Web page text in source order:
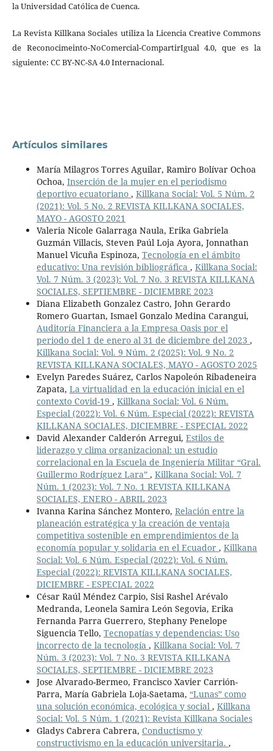
la Universidad Católica de Cuenca.
La Revista Killkana Sociales utiliza la Licencia Creative Commons
de Reconocimeinto-NoComercial-CompartirIgual 4.0, que es la
siguiente: CC BY-NC-SA 4.0 Internacional.
Artículos similares
María Milagros Torres Aguilar, Ramiro Bolívar Ochoa
Ochoa, Inserción de la mujer en el periodismo
deportivo ecuatoriano , Killkana Social: Vol. 5 Núm. 2
(2021): Vol. 5 No. 2 REVISTA KILLKANA SOCIALES,
MAYO - AGOSTO 2021
Valeria Nicole Galarraga Naula, Erika Gabriela
Guzmán Villacis, Steven Paúl Loja Ayora, Jonnathan
Manuel Vicuña Espinoza, Tecnología en el ámbito
educativo: Una revisión bibliográfica , Killkana Social:
Vol. 7 Núm. 3 (2023): Vol. 7 No. 3 REVISTA KILLKANA
SOCIALES, SEPTIEMBRE - DICIEMBRE 2023
Diana Elizabeth Gonzalez Castro, John Gerardo
Romero Guartan, Ismael Gonzalo Medina Carangui,
Auditoría Financiera a la Empresa Oasis por el
periodo del 1 de enero al 31 de diciembre del 2023 ,
Killkana Social: Vol. 9 Núm. 2 (2025): Vol. 9 No. 2
REVISTA KILLKANA SOCIALES, MAYO - AGOSTO 2025
Evelyn Paredes Suárez, Carlos Napoleón Ribadeneira
Zapata, La virtualidad en la educación inicial en el
contexto Covid-19 , Killkana Social: Vol. 6 Núm.
Especial (2022): Vol. 6 Núm. Especial (2022): REVISTA
KILLKANA SOCIALES, DICIEMBRE - ESPECIAL 2022
David Alexander Calderón Arregui, Estilos de
liderazgo y clima organizacional: un estudio
correlacional en la Escuela de Ingeniería Militar “Gral.
Guillermo Rodríguez Lara” , Killkana Social: Vol. 7
Núm. 1 (2023): Vol. 7 No. 1 REVISTA KILLKANA
SOCIALES, ENERO - ABRIL 2023
Ivanna Karina Sánchez Montero, Relación entre la
planeación estratégica y la creación de ventaja
competitiva sostenible en emprendimientos de la
economía popular y solidaria en el Ecuador , Killkana
Social: Vol. 6 Núm. Especial (2022): Vol. 6 Núm.
Especial (2022): REVISTA KILLKANA SOCIALES,
DICIEMBRE - ESPECIAL 2022
César Raúl Méndez Carpio, Sisi Rashel Arévalo
Medranda, Leonela Samira León Segovia, Erika
Fernanda Parra Guerrero, Stephany Penelope
Siguencia Tello, Tecnopatías y dependencias: Uso
incorrecto de la tecnología , Killkana Social: Vol. 7
Núm. 3 (2023): Vol. 7 No. 3 REVISTA KILLKANA
SOCIALES, SEPTIEMBRE - DICIEMBRE 2023
Jose Alvarado-Bermeo, Francisco Xavier Carrión-
Parra, María Gabriela Loja-Saetama, “Lunas” como
una solución económica, ecológica y social , Killkana
Social: Vol. 5 Núm. 1 (2021): Revista Killkana Sociales
Gladys Cabrera Cabrera, Conductismo y
constructivismo en la educación universitaria. ,